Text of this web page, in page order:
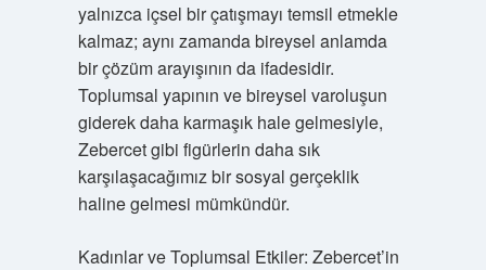
yalnızca içsel bir çatışmayı temsil etmekle
kalmaz; aynı zamanda bireysel anlamda
bir çözüm arayışının da ifadesidir.
Toplumsal yapının ve bireysel varoluşun
giderek daha karmaşık hale gelmesiyle,
Zebercet gibi figürlerin daha sık
karşılaşacağımız bir sosyal gerçeklik
haline gelmesi mümkündür.
Kadınlar ve Toplumsal Etkiler: Zebercet’in